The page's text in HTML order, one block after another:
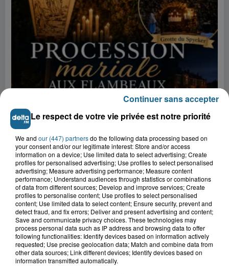
9h57
Procession mariale aux flambeaux
5 août 2026
Visite libre du Phare de Petit-Fort-
Philippe
5 août 2026
Un feu dans la nuit, par la
Compagnie Chamane
5 août 2026
THE LOFF + DUO LOMA
Le respect de votre vie privée est notre priorité
We and our (447) partnersdo the following data processing based on
your consent and/or our legitimate interest: Store and/or access
information on a device; Use limited data to select advertising; Create
profiles for personalised advertising; Use profiles to select personalised
advertising; Measure advertising performance; Measure content
performance; Understand audiences through statistics or combinations
of data from different sources; Develop and improve services; Create
profiles to personalise content; Use profiles to select personalised
content; Use limited data to select content; Ensure security, prevent and
detect fraud, and fix errors; Deliver and present advertising and content;
Save and communicate privacy choices. These technologies may
process personal data such as IP address and browsing data to offer
following functionalities: Identify devices based on information actively
requested; Use precise geolocation data; Match and combine data from
other data sources; Link different devices; Identify devices based on
information transmitted automatically.
Continuer sans accepter